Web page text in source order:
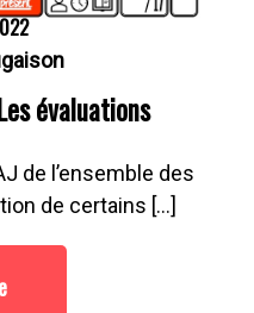
évaluations
de l’ensemble des
de certains […]